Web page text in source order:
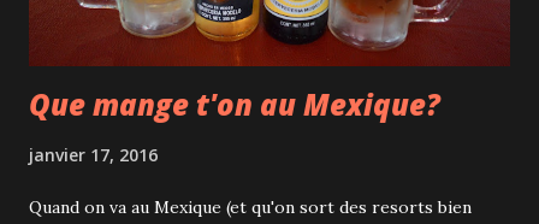
Que mange t'on au Mexique?
janvier 17, 2016
Quand on va au Mexique (et qu'on sort des resorts bien